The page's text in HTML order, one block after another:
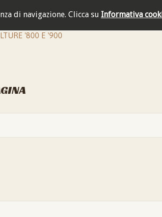
di navigazione. Clicca su Informativa
'800 E '900